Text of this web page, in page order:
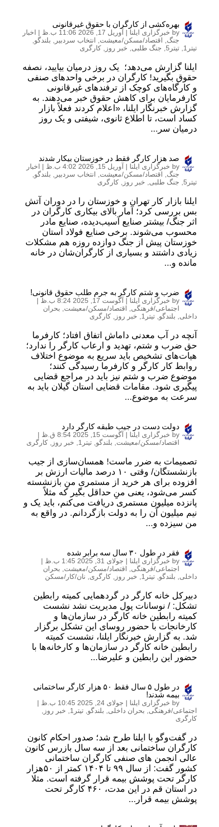
بهره‌کشی از کارگران با حقوق غیرقانونی
by خبرگزاری ایلنا | آوریل 17, 2026 11:06 ب.ظ | اخبار
جنگ
اقتصاد/مسکن/معیشت انتخاب سردبیر بلندگو
تیتر1
تیتر5 جنگ طلبی خبر روز کارگری
ایلنا گزارش می‌دهد؛ یک روز درمیان بیایید، نصفه
حقوق بگیرید! کارگران در برخی واحدهای صنفی
و کارگاه‌های کوچک از ترفندهای غیرقانونی
کارفرمایان برای کاهش حقوق خبر می‌دهند. به
گزارش خبرنگار ایلنا، «اعلام کردند فعلاً بازار
کساد است، تا اطلاع ثانوی، شیفتی و یک روز
درمیان سر...
صد هزار کارگر فقط در خوزستان بیکار شدند
by خبرگزاری ایلنا | آوریل 15, 2026 4:02 ب.ظ | اخبار
جنگ
اقتصاد/مسکن/معیشت انتخاب سردبیر بلندگو
تیتر5
جنگ طلبی خبر روز کارگری
ایلنا بازار کار تهران و خوزستان را در دوران آتش
بس بررسی کرد؛ آمار بالای بیکاری کارگران در
اثر جنگ/ بیشتر صنایع آسیب‌دیده، صنایع مادر
محسوب می‌شوند. برخی صنایع فولاد استان
خوزستان پیش از جنگ دوازده روزه هم مشکلات
زیادی داشتند و بسیاری از کارگران‌شان در خانه
مانده و...
ضرب و شتم کارگر به جرم طلب حقوق قانونی!
by خبرگزاری ایلنا | آگوست 17, 2025 8:24 ب.ظ
|
اجتماعی/فرهنگی
اقتصاد/مسکن/معیشت
بحران
داخلی
بلندگو تیتر1 خبر روز کارگری
آنچه در آب معدنی داماش اتفاق افتاد؛ کارفرما
حق ضرب و شتم، تهدید و ارعاب کارگر را ندارد؛
هیات‌های تشخیص باید سریع به موضوع اختلاف
روابط کار کارگر و کارفرما رسیدگی کنند؛
موضوع ضرب و شتم نیز باید در مراجع قضایی
پیگیری شود. مقامات قضایی استان گیلان باید به
سرعت به موضوع...
دولت دست در جیب طبقه کارگر دارد
by خبرگزاری ایلنا | آگوست 15, 2025 8:54 ق.ظ
|
اقتصاد/مسکن/معیشت
بلندگو تیتر1 خبر روز کارگری
تصمیمات به ضرر ماست! همسان‌سازی از جیب
بازنشستگان/ وقتی ۱۰ درصد مالیات ارزش بر
افزوده برای هر خرید از مستمری منِ بازنشسته
کسر می‌شود، یعنی منِ حداقل بگیر که مثلاً
پانزده میلیون مستمری دریافت می‌کنم، باید یک و
نیم میلیون آن را به دولت بازگردانم. در واقع به
من سیزده و...
فقر در طول ۳۰ سال سه برابر شده
by خبرگزاری ایلنا | جولای 31, 2025 1:45 ب.ظ
|
اجتماعی/فرهنگی
اقتصاد/مسکن/معیشت
بحران
داخلی
بلندگو تیتر1 خبر روز کارگری نان/کار/مسکن
دبیرکل خانه کارگر در گردهمایی کمیته رابطین
تشکل: / نوسانات پول مدیریت نشد نشست
کمیته رابطین خانه کارگر در سازمان‌ها و
کارخانجات با حضور روسای این تشکل برگزار
شد. به گزارش خبرنگار ایلنا، نشست کمیته
رابطین خانه کارگر در سازمان‌ها و کارخانه‌ها با
حضور این رابطین و علیرضا...
در طول ۵ سال فقط ۵۰ هزار کارگر ساختمانی
بیمه شدند!
by خبرگزاری ایلنا | جولای 24, 2025 10:45 ب.ظ
|
اجتماعی/فرهنگی
بحران داخلی بلندگو تیتر1 خبر روز
کارگری
در گفت‌وگو با ایلنا طرح شد؛ صدور احکام کانون
کارگران ساختمانی بعد از سه سال بازرس کانون
عالی انجمن های صنفی کارگران ساختمانی
کشور گفت: از سال ۹۹ تا ۱۴۰۴ کمتر از ۵۰هزار
کارگر تحت پوشش بیمه قرار گرفته است. مثلا
در استان قم در این مدت، ۴۶۰ کارگر تحت
پوشش بیمه قرار...